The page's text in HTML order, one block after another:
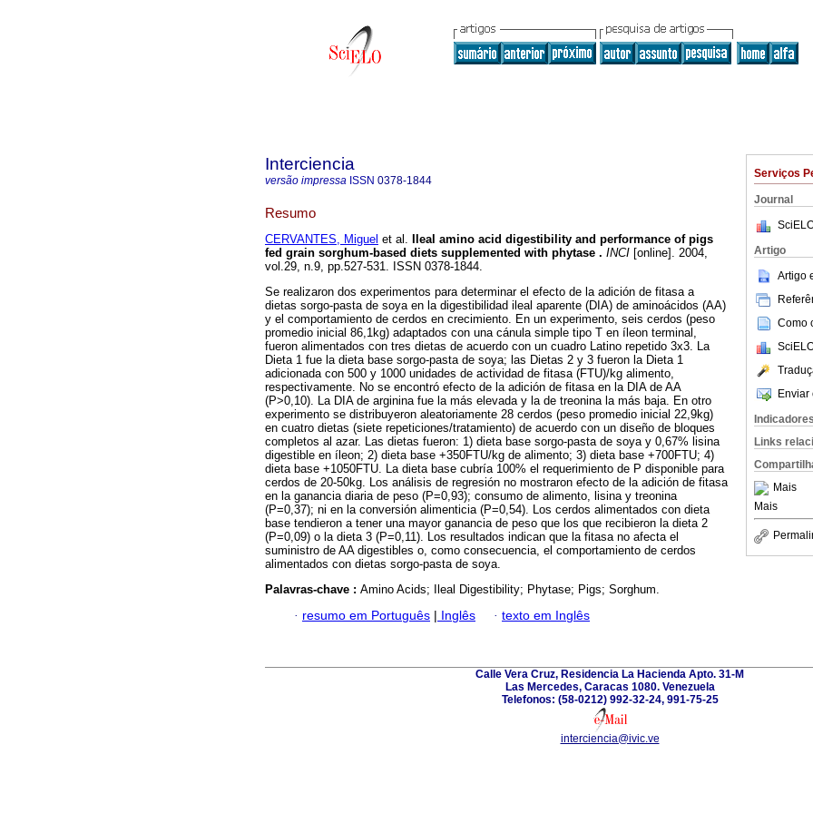
Serviços
Journal
Artigo
Artigo
Como
Enviar
Indicadores
Links
Mais
Mais
Interciencia
versão impressa ISSN 0378-1844
Resumo
CERVANTES, Miguel et al.
Ileal amino acid digestibility and performance of pigs
fed grain sorghum-based diets supplemented with phytase . INCI [online]. 2004,
vol.29, n.9, pp.527-531. ISSN 0378-1844.
Se realizaron dos experimentos para determinar el efecto de la adición de fitasa a
dietas sorgo-pasta de soya en la digestibilidad ileal aparente (DIA) de aminoácidos (AA)
y el comportamiento de cerdos en crecimiento. En un experimento, seis cerdos (peso
promedio inicial 86,1kg) adaptados con una cánula simple tipo T en íleon terminal,
fueron alimentados con tres dietas de acuerdo con un cuadro Latino repetido 3x3. La
Dieta 1 fue la dieta base sorgo-pasta de soya; las Dietas 2 y 3 fueron la Dieta 1
adicionada con 500 y 1000 unidades de actividad de fitasa (FTU)/kg alimento,
respectivamente. No se encontró efecto de la adición de fitasa en la DIA de AA
(P>0,10). La DIA de arginina fue la más elevada y la de treonina la más baja. En otro
experimento se distribuyeron aleatoriamente 28 cerdos (peso promedio inicial 22,9kg)
en cuatro dietas (siete repeticiones/tratamiento) de acuerdo con un diseño de bloques
completos al azar. Las dietas fueron: 1) dieta base sorgo-pasta de soya y 0,67% lisina
digestible en íleon; 2) dieta base +350FTU/kg de alimento; 3) dieta base +700FTU; 4)
dieta base +1050FTU. La dieta base cubría 100% el requerimiento de P disponible para
cerdos de 20-50kg. Los análisis de regresión no mostraron efecto de la adición de fitasa
en la ganancia diaria de peso (P=0,93); consumo de alimento, lisina y treonina
(P=0,37); ni en la conversión alimenticia (P=0,54). Los cerdos alimentados con dieta
base tendieron a tener una mayor ganancia de peso que los que recibieron la dieta 2
(P=0,09) o la dieta 3 (P=0,11). Los resultados indican que la fitasa no afecta el
suministro de AA digestibles o, como consecuencia, el comportamiento de cerdos
alimentados con dietas sorgo-pasta de soya.
Palavras-chave : Amino Acids; Ileal Digestibility; Phytase; Pigs; Sorghum.
· resumo em Português | Inglês · texto em Inglês
Calle Vera Cruz, Residencia La Hacienda Apto. 31-M
Las Mercedes, Caracas 1080. Venezuela
Telefonos: (58-0212) 992-32-24, 991-75-25
interciencia@ivic.ve